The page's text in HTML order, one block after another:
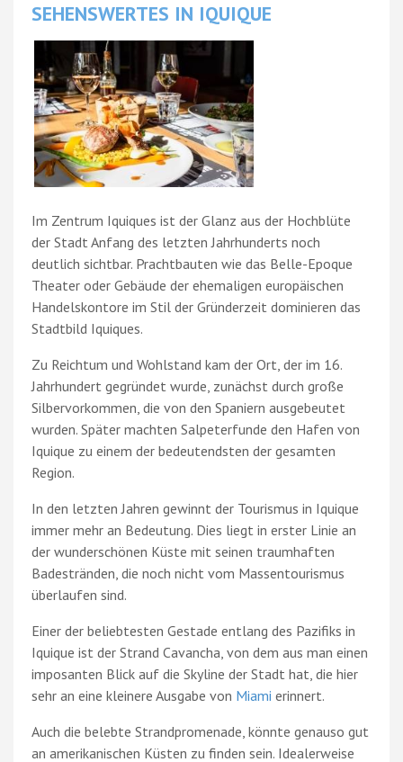
SEHENSWERTES IN IQUIQUE
Im Zentrum Iquiques ist der Glanz aus der Hochblüte
der Stadt Anfang des letzten Jahrhunderts noch
deutlich sichtbar. Prachtbauten wie das Belle-Epoque
Theater oder Gebäude der ehemaligen europäischen
Handelskontore im Stil der Gründerzeit dominieren das
Stadtbild Iquiques.
Zu Reichtum und Wohlstand kam der Ort, der im 16.
Jahrhundert gegründet wurde, zunächst durch große
Silbervorkommen, die von den Spaniern ausgebeutet
wurden. Später machten Salpeterfunde den Hafen von
Iquique zu einem der bedeutendsten der gesamten
Region.
In den letzten Jahren gewinnt der Tourismus in Iquique
immer mehr an Bedeutung. Dies liegt in erster Linie an
der wunderschönen Küste mit seinen traumhaften
Badestränden, die noch nicht vom Massentourismus
überlaufen sind.
Einer der beliebtesten Gestade entlang des Pazifiks in
Iquique ist der Strand Cavancha, von dem aus man einen
imposanten Blick auf die Skyline der Stadt hat, die hier
sehr an eine kleinere Ausgabe von Miami erinnert.
Auch die belebte Strandpromenade, könnte genauso gut
an amerikanischen Küsten zu finden sein. Idealerweise